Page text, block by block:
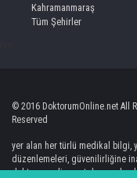
Kahramanmaraş
Tüm Şehirler
© 2016 DoktorumOnline.net All
Reserved
yer alan her türlü medikal bilgi,
düzenlemeleri, güvenilirliğine
doktorumonline.net de yer alan